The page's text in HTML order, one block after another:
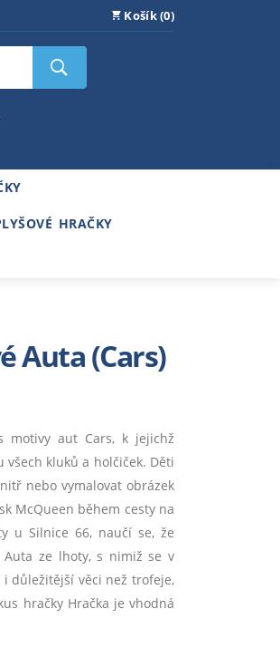
Košík (0)
HRAČKY
Auta (Cars)
motivy aut Cars, k jejichž
kluků a holčiček. Děti
nebo vymalovat obrázek
McQueen během cesty na
u Silnice 66, naučí se, že
Auta ze lhoty, s nimiž se v
důležitější věci než trofeje,
hračky Hračka je vhodná